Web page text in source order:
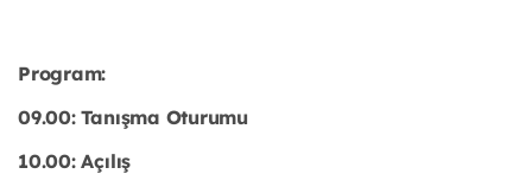
Program:
09.00: Tanışma Oturumu
10.00: Açılış